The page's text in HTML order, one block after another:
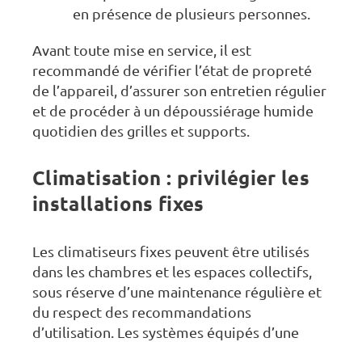
en présence de plusieurs personnes.
Avant toute mise en service, il est
recommandé de vérifier l’état de propreté
de l’appareil, d’assurer son entretien régulier
et de procéder à un dépoussiérage humide
quotidien des grilles et supports.
Climatisation : privilégier les
installations fixes
Les climatiseurs fixes peuvent être utilisés
dans les chambres et les espaces collectifs,
sous réserve d’une maintenance régulière et
du respect des recommandations
d’utilisation. Les systèmes équipés d’une